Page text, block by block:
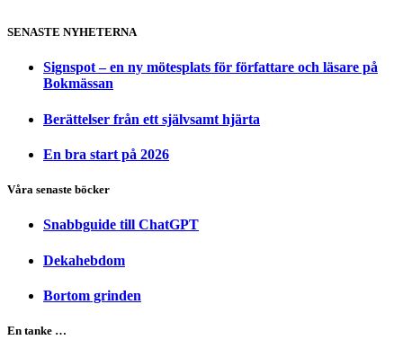
SENASTE NYHETERNA
Signspot – en ny mötesplats för författare och läsare på
Bokmässan
Berättelser från ett självsamt hjärta
En bra start på 2026
Våra senaste böcker
Snabbguide till ChatGPT
Dekahebdom
Bortom grinden
En tanke …